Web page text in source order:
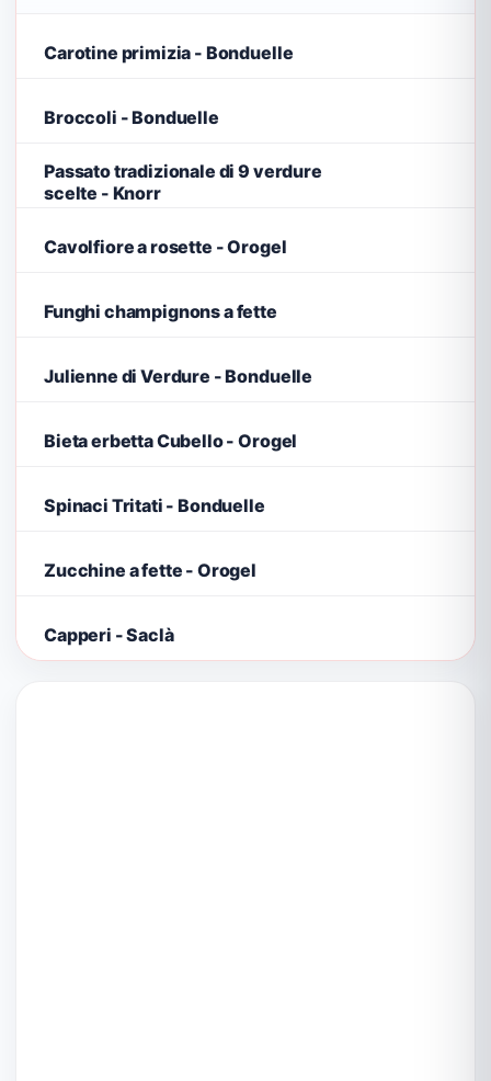
Carotine primizia - Bonduelle
Broccoli - Bonduelle
Passato tradizionale di 9 verdure
scelte - Knorr
Cavolfiore a rosette - Orogel
Funghi champignons a fette
Julienne di Verdure - Bonduelle
Bieta erbetta Cubello - Orogel
Spinaci Tritati - Bonduelle
Zucchine a fette - Orogel
Capperi - Saclà